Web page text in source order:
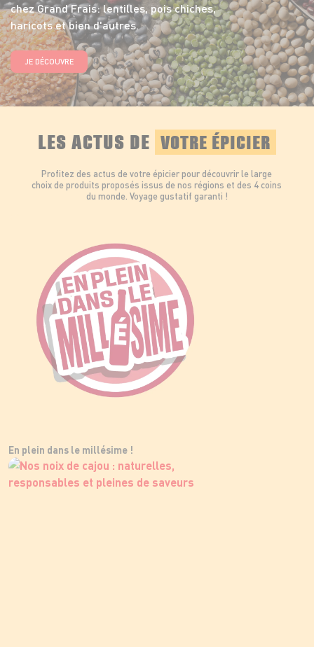
chez Grand Frais: lentilles, pois chiches,
haricots et bien d'autres.
JE DÉCOUVRE
LES ACTUS DE VOTRE ÉPICIER
Profitez des actus de votre épicier pour découvrir le large
choix de produits proposés issus de nos régions et des 4 coins
du monde. Voyage gustatif garanti !
En plein dans le millésime !